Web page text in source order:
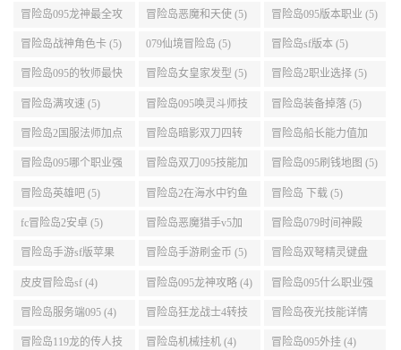
好 (5)
冒险岛095龙神最全攻
略 (5)
冒险岛恶魔和天使 (5) 冒险岛095版本职业 (5)
冒险岛战神角色卡 (5) 079仙境冒险岛 (5) 冒险岛sf版本 (5)
冒险岛095的牧师最快
升级路线 (5)
冒险岛女皇家发型 (5) 冒险岛2职业选择 (5)
冒险岛满攻速 (5) 冒险岛095唤灵斗师技
能介绍 (5)
冒险岛装备掉落 (5)
冒险岛2国服法师加点
(5)
冒险岛暗影双刀四转
任务 (5)
冒险岛船长能力值加
点 (5)
冒险岛095哪个职业强
势 (5)
冒险岛双刀095技能加
点 (5)
冒险岛095刷钱地图 (5)
冒险岛英雄吧 (5) 冒险岛2在海水中钓鱼
(5)
冒险岛 下载 (5)
fc冒险岛2安卓 (5) 冒险岛恶魔猎手v5加
点 (5)
冒险岛079时间神殿
999任务 (5)
冒险岛手游sf版苹果
(5)
冒险岛手游刷金币 (5) 冒险岛双弩精灵键盘
设置 (5)
皮皮冒险岛sf (4) 冒险岛095龙神攻略 (4) 冒险岛095什么职业强
(4)
冒险岛服务端095 (4) 冒险岛狂龙战士4转技
能加点 (4)
冒险岛夜光技能详情
(4)
冒险岛119龙的传人技 冒险岛机械挂机 (4) 冒险岛095外挂 (4)